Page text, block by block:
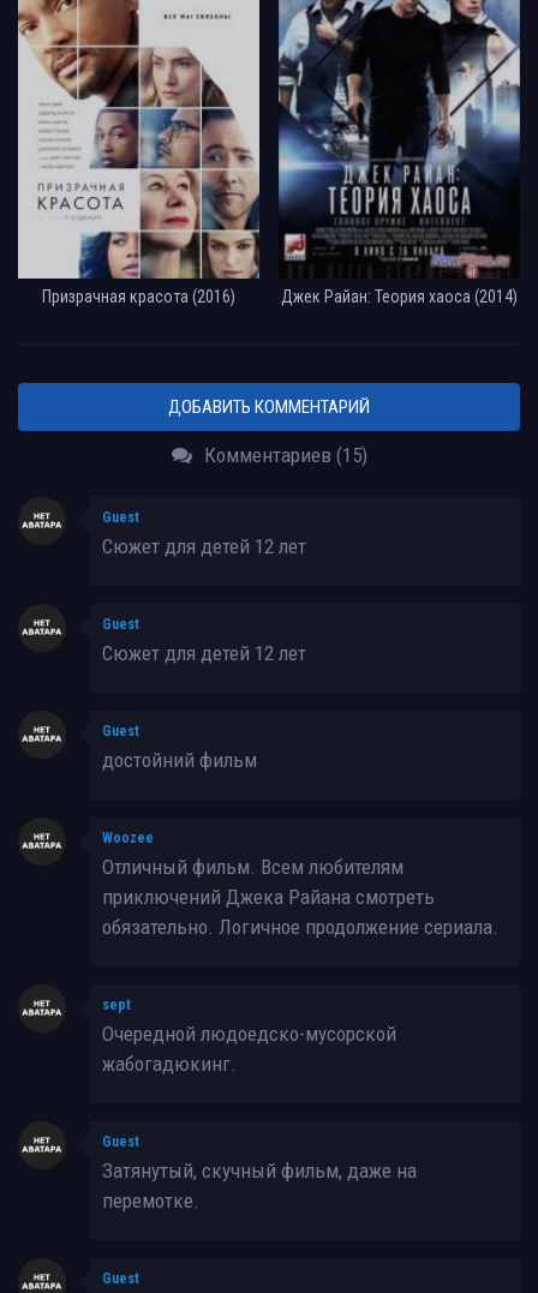
Призрачная красота (2016) Джек Райан: Теория хаоса (2014)
ДОБАВИТЬ КОММЕНТАРИЙ
Комментариев (15)
Guest
Сюжет для детей 12 лет
Guest
Сюжет для детей 12 лет
Guest
достойний фильм
Woozee
Отличный фильм. Всем любителям
приключений Джека Райана смотреть
обязательно. Логичное продолжение сериала.
sept
Очередной людоедско-мусорской
жабогадюкинг.
Guest
Затянутый, скучный фильм, даже на
перемотке.
Guest